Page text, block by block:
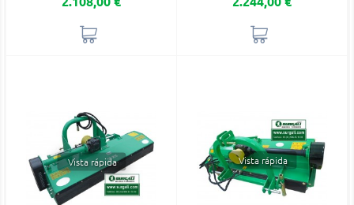
Vista rápida Vista rápida